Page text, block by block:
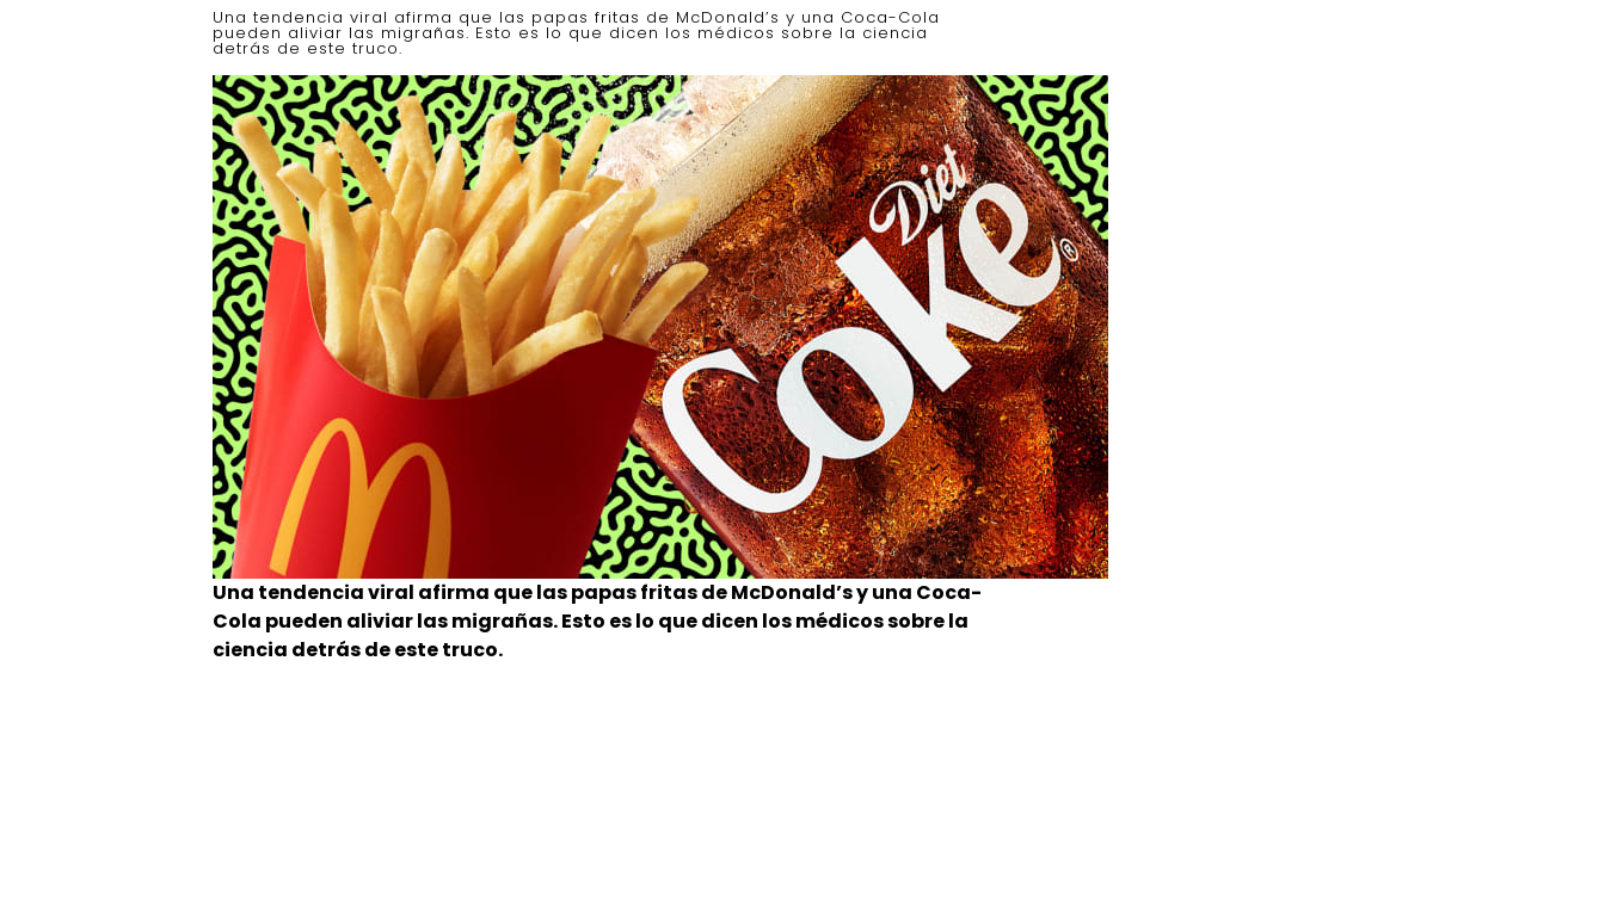
Una tendencia viral afirma que las papas fritas de McDonald’s y una Coca-Cola
pueden aliviar las migrañas. Esto es lo que dicen los médicos sobre la ciencia
detrás de este truco.
Una tendencia viral afirma que las papas fritas de McDonald’s y una Coca-
Cola pueden aliviar las migrañas. Esto es lo que dicen los médicos sobre la
ciencia detrás de este truco.